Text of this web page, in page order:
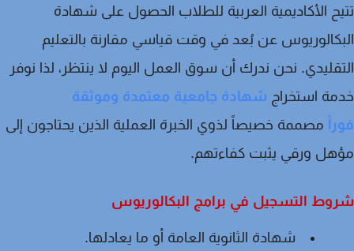
الأكاديمية العربية للطلاب الحصول علىشهادة
عن بُعدفي وقت قياسي مقارنة بالتعليم
نحن ندرك أن سوق العمل اليوم لا ينتظر، لذا نوفر
استخراجشهادة جامعية معتمدة وموثقة
مصممة خصيصاً لذوي الخبرة العملية الذين يحتاجون إلى
ورقي يثبت كفاءتهم.
التسجيل في برامج البكالوريوس
شهادة الثانوية العامة أو ما يعادلها.